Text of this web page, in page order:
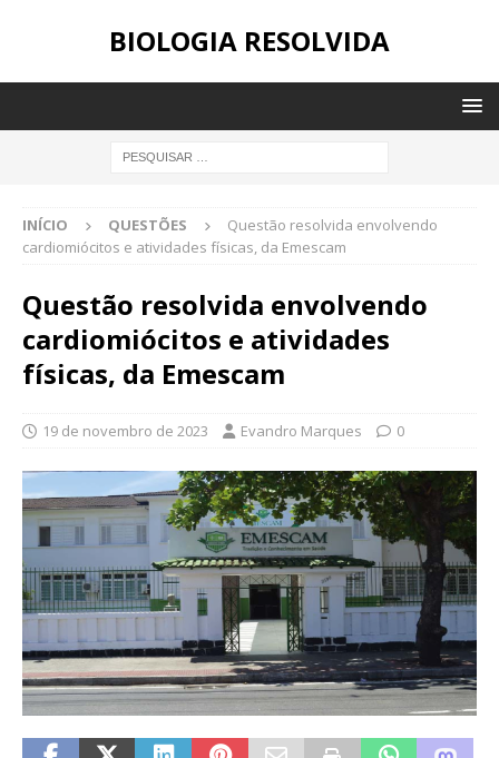
BIOLOGIA RESOLVIDA
INÍCIO QUESTÕES
Questão resolvida envolvendo
cardiomiócitos e atividades físicas, da Emescam
Questão resolvida envolvendo
cardiomiócitos e atividades
físicas, da Emescam
19 de novembro de 2023 Evandro Marques 0